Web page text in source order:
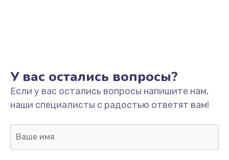
У вас остались вопросы?
Если у вас остались вопросы напишите нам,
наши специалисты с радостью ответят вам!